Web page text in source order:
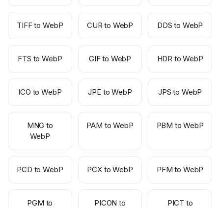
TIFF to WebP CUR to WebP DDS to WebP
FTS to WebP GIF to WebP HDR to WebP
ICO to WebP JPE to WebP JPS to WebP
MNG to
WebP
PAM to WebP PBM to WebP
PCD to WebP PCX to WebP PFM to WebP
PGM to
PICON to
PICT to